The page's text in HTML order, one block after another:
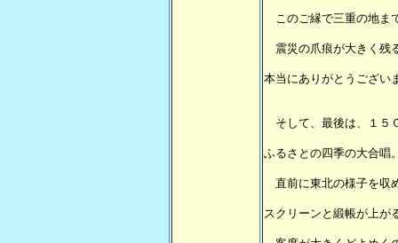
このご縁で三重の地ま
震災の爪痕が大きく残
本当にありがとうござい
そして、最後は、１５
ふるさとの四季の大合唱
直前に東北の様子を収
スクリーンと緞帳が上が